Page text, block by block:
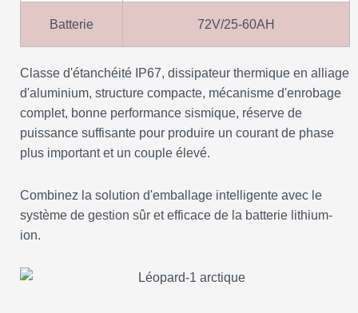
Batterie 72V/25-60AH
Classe d'étanchéité IP67, dissipateur thermique en alliage
d'aluminium, structure compacte, mécanisme d'enrobage
complet, bonne performance sismique, réserve de
puissance suffisante pour produire un courant de phase
plus important et un couple élevé.
Combinez la solution d'emballage intelligente avec le
système de gestion sûr et efficace de la batterie lithium-
ion.